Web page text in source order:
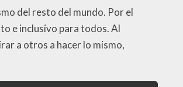
del resto del mundo. Por el
e inclusivo para todos. Al
a otros a hacer lo mismo,